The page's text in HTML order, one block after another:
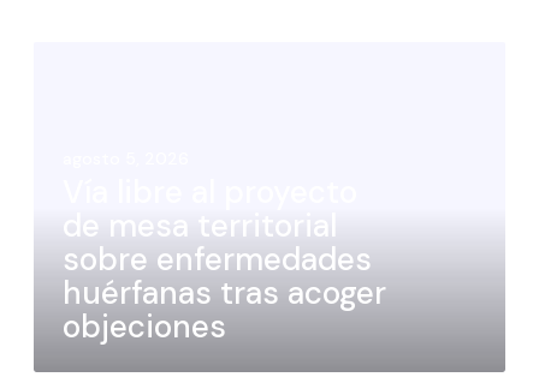
de mesa territorial
sobre enfermedades
huérfanas tras acoger
objeciones